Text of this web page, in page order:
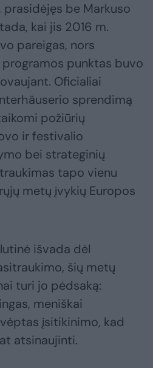
be Markuso
kai jis 2016 m.
pareigas, nors
punktas buvo
Oficialiai
sprendimą
požiūrių
ir festivalio
bei strateginių
tapo vienu
metų įvykių Europos
išvada dėl
šių metų
turi jo pėdsaką:
meniškai
įsitikinimo, kad
atsinaujinti.